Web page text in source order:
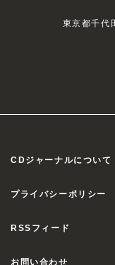
東京都千代
CDジャーナルについて
プライバシーポリシー
RSSフィード
お問い合わせ